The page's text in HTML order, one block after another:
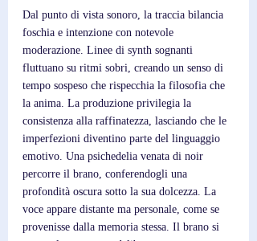
Dal punto di vista sonoro, la traccia bilancia
foschia e intenzione con notevole
moderazione. Linee di synth sognanti
fluttuano su ritmi sobri, creando un senso di
tempo sospeso che rispecchia la filosofia che
la anima. La produzione privilegia la
consistenza alla raffinatezza, lasciando che le
imperfezioni diventino parte del linguaggio
emotivo. Una psichedelia venata di noir
percorre il brano, conferendogli una
profondità oscura sotto la sua dolcezza. La
voce appare distante ma personale, come se
provenisse dalla memoria stessa. Il brano si